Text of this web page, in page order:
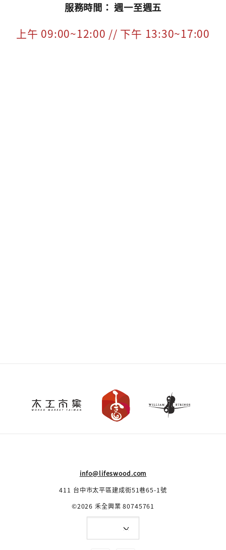
服務時間： 週一至週五
上午 09:00~12:00 // 下午 13:30~17:00
info@lifeswood.com
411 台中市太平區建成街51巷65-1號
©2026 禾全興業 80745761